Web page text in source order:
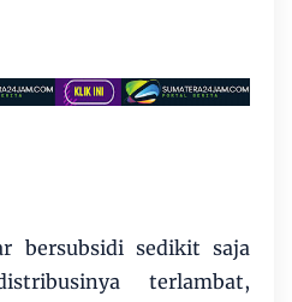
bersubsidi sedikit saja
terlambat,